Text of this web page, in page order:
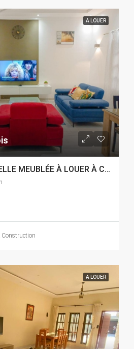
A LOUER
ENTRÉE PERSONNELLE MEUBLÉE À LOUER À COTONOU FIDJROSSÈ
Construction
A LOUER